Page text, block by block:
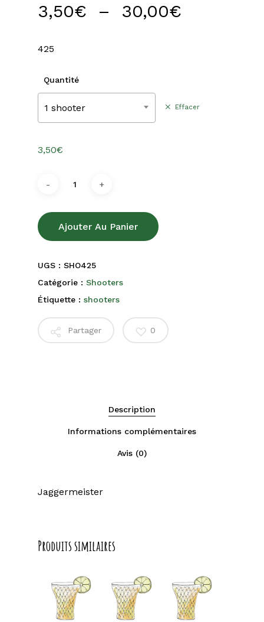
3,50€ – 30,00€
30,00€
425
Quantité
1 shooter Effacer
3,50€
Ajouter Au Panier
UGS : SHO425
Catégorie : Shooters
Étiquette : shooters
Partager 0
Description
Informations complémentaires
Avis (0)
Jaggermeister
Produits similaires